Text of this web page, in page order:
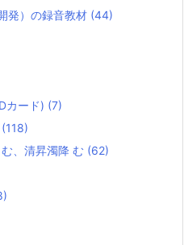
発）の録音教材 (44)
カード) (7)
(118)
、清昇濁降 む (62)